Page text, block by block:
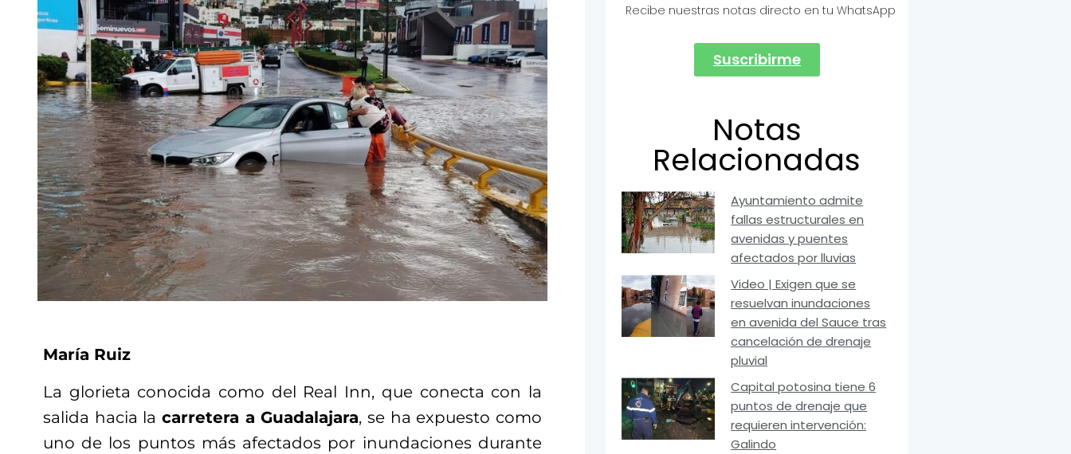
María Ruiz
La glorieta conocida como del Real Inn, que conecta con la
salida hacia la carretera a Guadalajara, se ha expuesto como
uno de los puntos más afectados por inundaciones durante
Recibe nuestras notas directo en tu WhatsApp
Suscribirme
Notas
Relacionadas
Ayuntamiento admite
fallas estructurales en
avenidas y puentes
afectados por lluvias
Video | Exigen que se
resuelvan inundaciones
en avenida del Sauce tras
cancelación de drenaje
pluvial
Capital potosina tiene 6
puntos de drenaje que
requieren intervención:
Galindo